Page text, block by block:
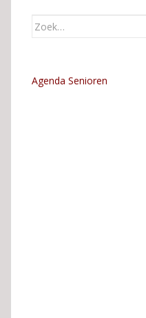
Zoek
Agenda Senioren